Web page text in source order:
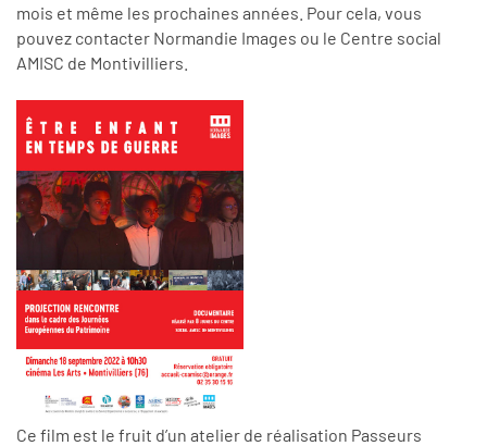
mois et même les prochaines années. Pour cela, vous
pouvez contacter Normandie Images ou le Centre social
AMISC de Montivilliers.
Ce film est le fruit d’un atelier de réalisation Passeurs